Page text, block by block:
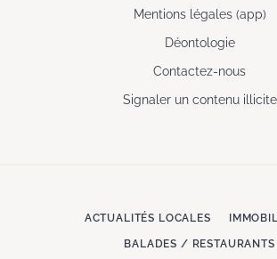
Mentions légales (app)
Déontologie
Contactez-nous
Signaler un contenu illicite
ACTUALITÉS LOCALES
BALADES / RESTAURANTS